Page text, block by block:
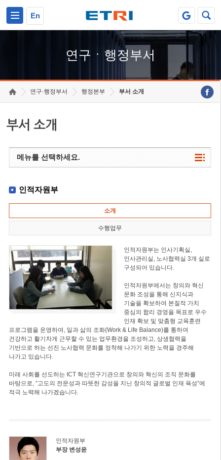
En
연구ㆍ행정부서
연구·행정부서 행정본부 부서 소개
부서 소개
메뉴를 선택하세요.
인적자원부
소개
수행업무
인적자원부는 인사기획실,
인사관리실, 노사협력실 3개 실로
구성되어 있습니다.
인적자원부에서는 창의와 혁신
문화 조성을 통해 신지식과
기술을 확보하여 본질적 가치
중심의 합리 경영을 목표로 우수
인재 확보 및 맞춤형 교육훈련
프로그램을 운영하여, 일과 삶의 조화(Work & Life Balance)를 통하여
건강하고 활기차게 근무할 수 있는 업무환경을 조성하고, 상생협력을
기반으로 하는 선진 노사협력 문화를 정착해 나가기 위한 노력을 경주해
나가고 있습니다.
미래 사회를 선도하는 ICT 혁신연구기관으로 창의와 혁신의 조직 문화를
바탕으로, “고도의 전문성과 따뜻한 감성을 지닌 창의적 글로벌 인재 육성“에
적극 노력해 나가겠습니다.
인적자원부
부장 변성윤